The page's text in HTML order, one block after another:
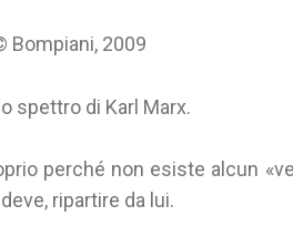
Bompiani, 2009
spettro di Karl Marx.
perché non esiste alcun
ripartire da lui.